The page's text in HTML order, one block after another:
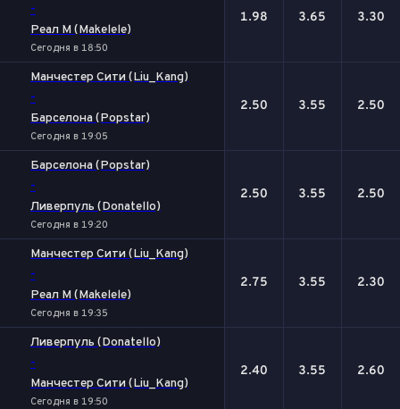
-
Реал М (Makelele)
Сегодня в 18:50
1.98 3.65 3.30
Манчестер Сити (Liu_Kang)
-
Барселона (Popstar)
Сегодня в 19:05
2.50 3.55 2.50
Барселона (Popstar)
-
Ливерпуль (Donatello)
Сегодня в 19:20
2.50 3.55 2.50
Манчестер Сити (Liu_Kang)
-
Реал М (Makelele)
Сегодня в 19:35
2.75 3.55 2.30
Ливерпуль (Donatello)
-
Манчестер Сити (Liu_Kang)
Сегодня в 19:50
2.40 3.55 2.60